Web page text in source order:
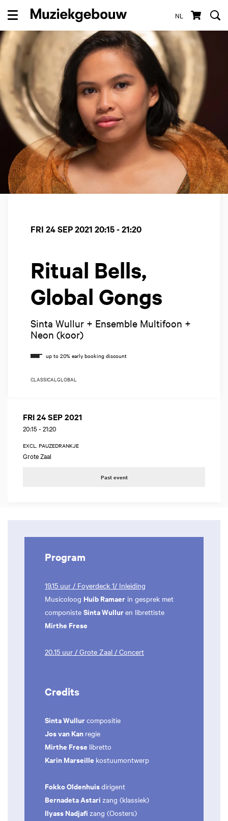
NL
Menu
Ritual Bells,
Global Gongs
Sinta Wullur + Ensemble Multifoon +
Neon (koor)
FRI 24 SEP 2021 20:15 - 21:20
CLASSICALGLOBAL
FRI 24 SEP 2021
20:15 - 21:20
EXCL. PAUZEDRANKJE
Grote Zaal
Past event
Program
19.15 uur / Foyerdeck 1/ Inleiding
Musicoloog Huib Ramaer in gesprek met
componiste Sinta Wulluren librettiste
Mirthe Frese
20.15 uur / Grote Zaal / Concert
Credits
Sinta Wullurcompositie
Jos van Kan regie
Mirthe Frese libretto
Karin Marseille kostuumontwerp
Fokko Oldenhuisdirigent
Bernadeta Astari zang (klassiek)
Ilyass Nadjafi zang (Oosters)